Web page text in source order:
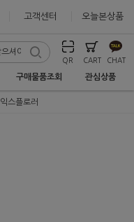
고객센터 오늘본상품
QR CART CHAT
구매물품조회 관심상품
익스플로러